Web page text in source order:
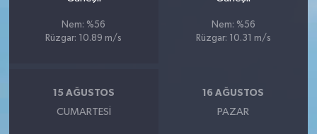
Nem: %56
Rüzgar: 10.89 m/s
Nem: %56
Rüzgar: 10.31 m/s
15 AĞUSTOS
CUMARTESI
16 AĞUSTOS
PAZAR